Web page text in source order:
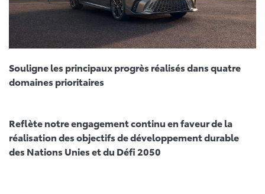
Souligne les principaux progrès réalisés dans quatre
domaines prioritaires
Reflète notre engagement continu en faveur de la
réalisation des objectifs de développement durable
des Nations Unies et du Défi 2050